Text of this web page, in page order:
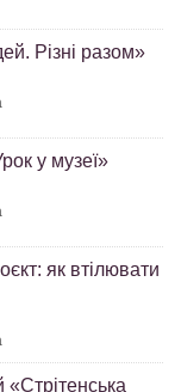
Різні разом»
у музеї»
як втілювати
«Стрітенська